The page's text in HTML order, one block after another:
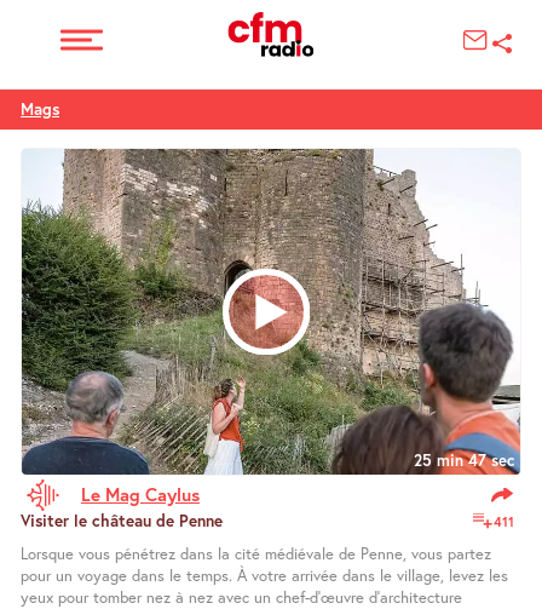
Mags
25 min 47 sec
Le Mag Caylus
411
Visiter le château de Penne
Lorsque vous pénétrez dans la cité médiévale de Penne, vous partez
pour un voyage dans le temps. À votre arrivée dans le village, levez les
yeux pour tomber nez à nez avec un chef-d’œuvre d’architecture